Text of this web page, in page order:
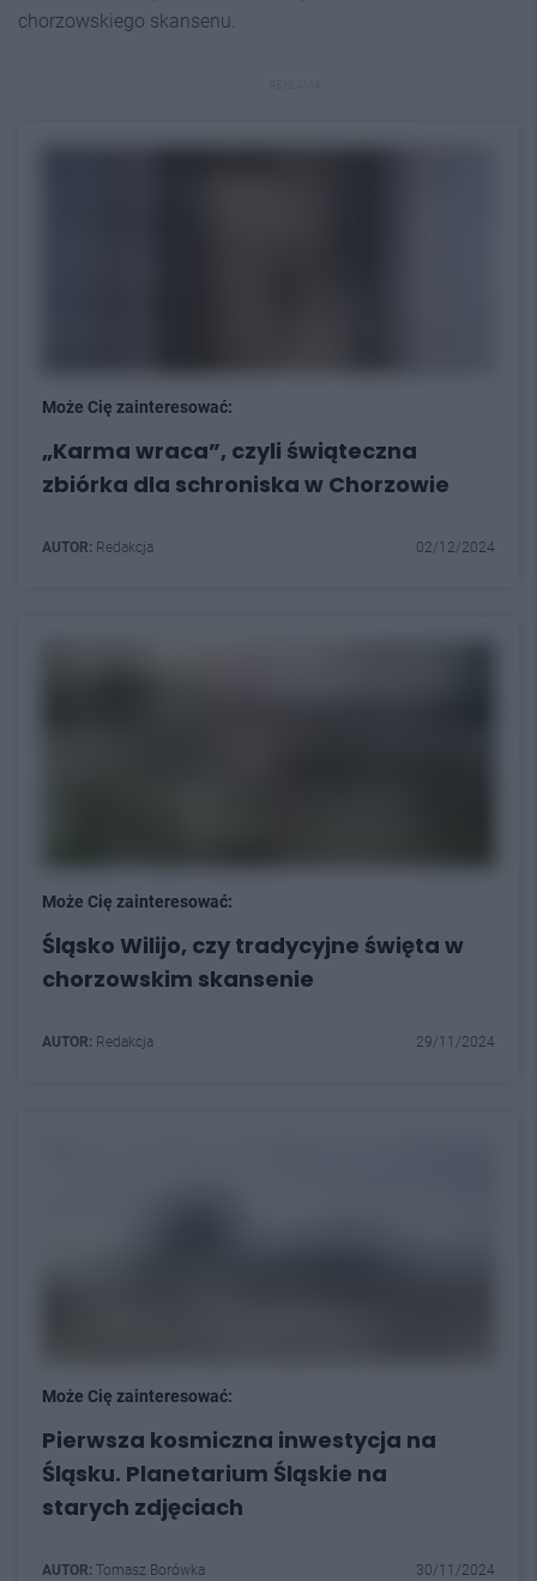
chorzowskiego skansenu.
Może Cię zainteresować:
„Karma wraca”, czyli świąteczna
zbiórka dla schroniska w Chorzowie
AUTOR: Redakcja 02/12/2024
Może Cię zainteresować:
Śląsko Wilijo, czy tradycyjne święta w
chorzowskim skansenie
AUTOR: Redakcja 29/11/2024
Może Cię zainteresować:
Pierwsza kosmiczna inwestycja na
Śląsku. Planetarium Śląskie na
starych zdjęciach
AUTOR: Tomasz Borówka 30/11/2024